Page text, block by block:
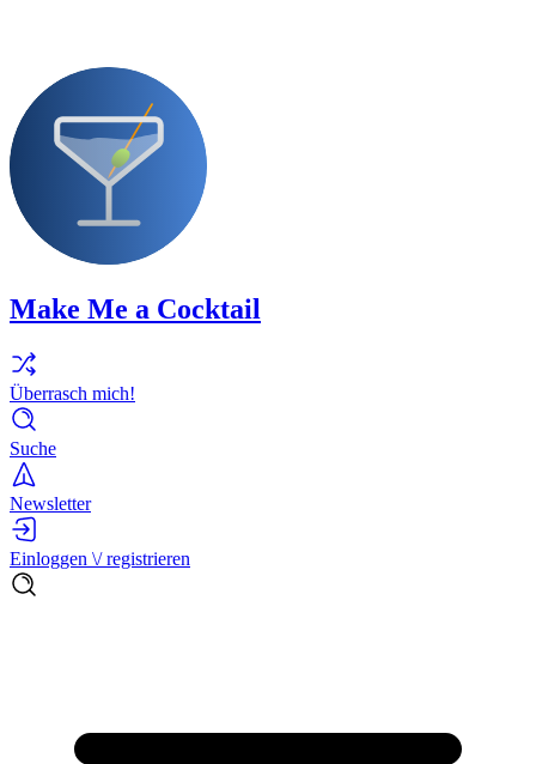
Make Me a Cocktail
Überrasch mich!
Suche
Newsletter
Einloggen \/ registrieren